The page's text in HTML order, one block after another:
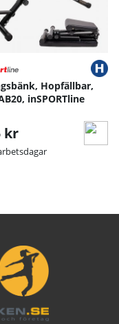
Hopfällbar,
inSPORTline
kr